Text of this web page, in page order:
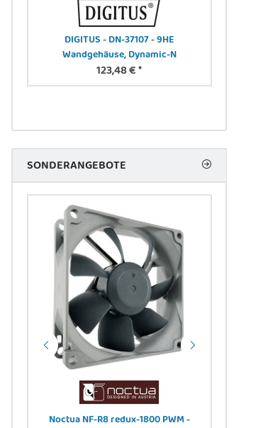
DK-1644-A-PUR-250 - CAT 6A S-FTP Patchkabel,
Cu, PUR AWG 26/7, 25 m, (ähnlich RAL 6018) Grün
49,55 €*
DIGITUS - DN-37107 - 9HE
Wandgehäuse, Dynamic-N
123,48 €*
SONDERANGEBOTE
Noctua NF-R8 redux-1800 PWM -